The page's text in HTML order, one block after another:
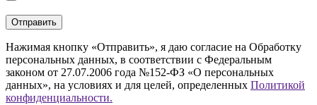
Нажимая кнопку «Отправить», я даю согласие на Обработку
персональных данных, в соответствии с Федеральным
законом от 27.07.2006 года №152-ФЗ «О персональных
данных», на условиях и для целей, определенных Политикой
конфиденциальности.